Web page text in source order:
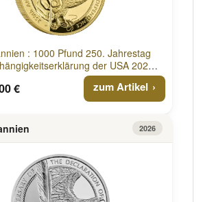
: 1000 Pfund 250. Jahrestag
der USA 2026
€ zum Artikel
2026